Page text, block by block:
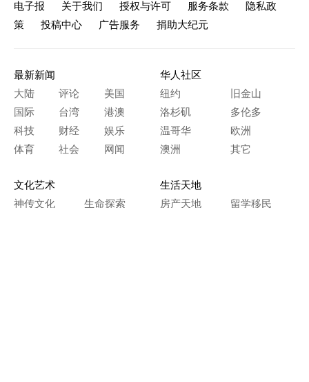
电子报 关于我们 授权与许可 服务条款
隐私政
策
投稿中心 广告服务 捐助大纪元
最新新闻
大陆
评论
美国
国际
台湾
港澳
科技
财经
娱乐
体育
社会 网闻
华人社区
纽约
旧金山
洛杉矶
多伦多
温哥华
欧洲
澳洲
其它
文化艺术
神传文化
生命探索
生活天地
房产天地
留学移民